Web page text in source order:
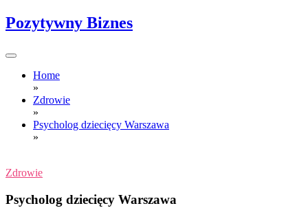
Skip
to
Pozytywny Biznes
Home
»
Zdrowie
»
Psycholog dziecięcy Warszawa
»
Zdrowie
Psycholog dziecięcy Warszawa